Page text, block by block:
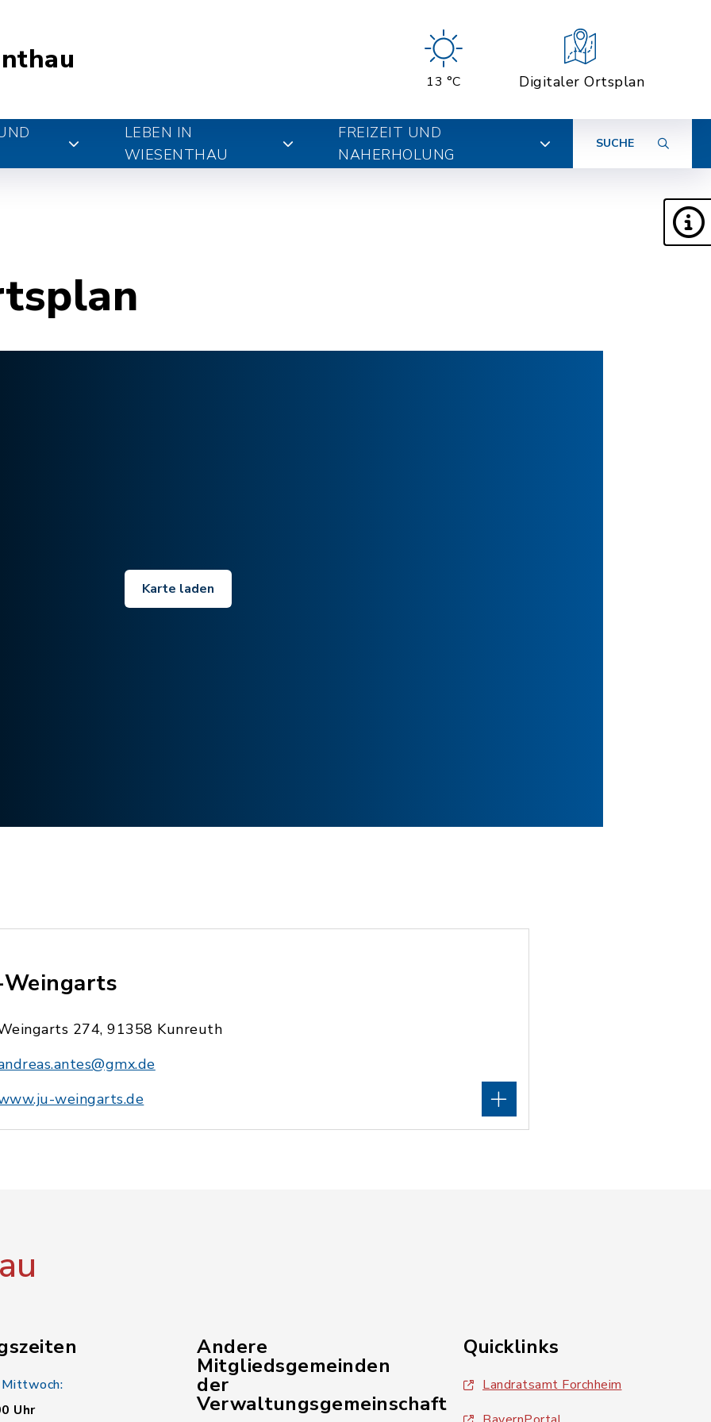
13 °C Digitaler Ortsplan
LEBEN IN
WIESENTHAU
FREIZEIT UND
NAHERHOLUNG
SUCHE
Karte laden
Weingarts
274, 91358 Kunreuth
weingarts.de
Uhr
Andere
Mitgliedsgemeinden
der
Verwaltungsgemeinschaft
Quicklinks
Landratsamt Forchheim